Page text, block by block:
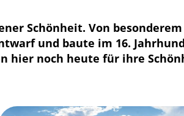
Schönheit. Von
und baute im 16.
hier noch heute für ihre